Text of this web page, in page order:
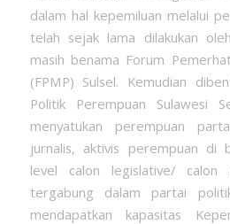
dalam hal kepemiluan melalui
telah sejak lama dilakukan
masih benama Forum
(FPMP) Sulsel. Kemudian
Politik Perempuan Sulawesi
menyatukan perempuan
jurnalis, aktivis perempuan di
level calon legislative/ calon
tergabung dalam partai
mendapatkan kapasitas